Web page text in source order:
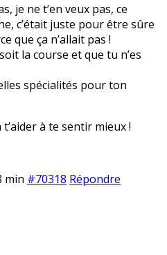
je ne t’en veux pas, ce
c’était juste pour être sûre
que ça n’allait pas !
la course et que tu n’es
spécialités pour ton
t’aider à te sentir mieux !
min #70318 Répondre